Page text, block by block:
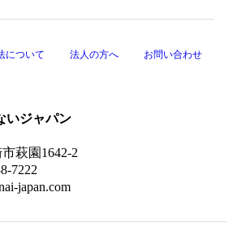
について 法人の方へ
お問い合わせ
いジャパン
萩園1642-2
7222
japan.com